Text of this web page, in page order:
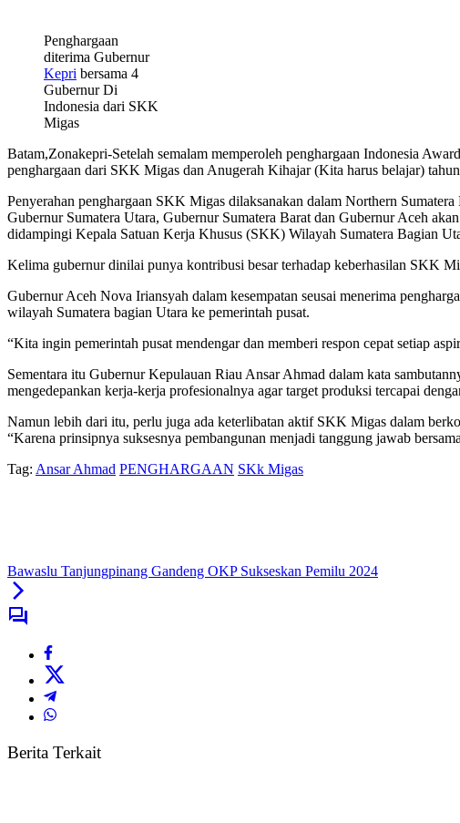
Penghargaan
diterima Gubernur
Kepri bersama 4
Gubernur Di
Indonesia dari SKK
Migas
Batam,Zonakepri-Setelah semalam memperoleh penghargaan Indonesia
penghargaan dari SKK Migas dan Anugerah Kihajar (Kita harus belajar)
Penyerahan penghargaan SKK Migas dilaksanakan dalam Northern
Gubernur Sumatera Utara, Gubernur Sumatera Barat dan Gubernur Aceh
didampingi Kepala Satuan Kerja Khusus (SKK) Wilayah Sumatera Bagian
Kelima gubernur dinilai punya kontribusi besar terhadap keberhasilan SKK
Gubernur Aceh Nova Iriansyah dalam kesempatan seusai menerima
wilayah Sumatera bagian Utara ke pemerintah pusat.
“Kita ingin pemerintah pusat mendengar dan memberi respon cepat setiap
Sementara itu Gubernur Kepulauan Riau Ansar Ahmad dalam kata
mengedepankan kerja-kerja profesionalnya agar target produksi tercapai
Namun lebih dari itu, perlu juga ada keterlibatan aktif SKK Migas dalam
“Karena prinsipnya suksesnya pembangunan menjadi tanggung jawab
Tag: Ansar Ahmad PENGHARGAAN SKk Migas
Bawaslu Tanjungpinang Gandeng OKP Sukseskan Pemilu 2024
Berita Terkait